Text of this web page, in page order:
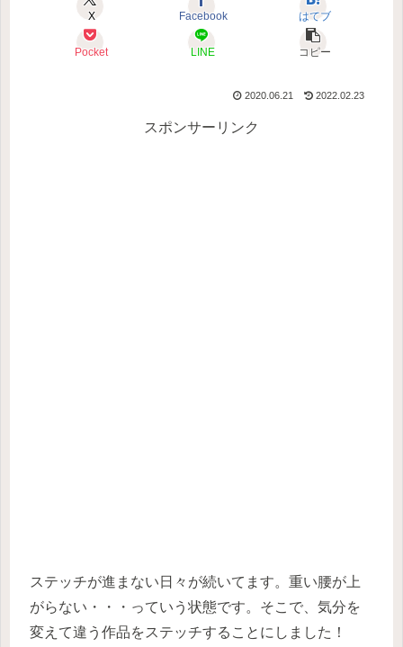
X Facebook はてブ
Pocket LINE コピー
2020.06.21 2022.02.23
スポンサーリンク
ステッチが進まない日々が続いてます。重い腰が上
がらない・・・っていう状態です。そこで、気分を
変えて違う作品をステッチすることにしました！